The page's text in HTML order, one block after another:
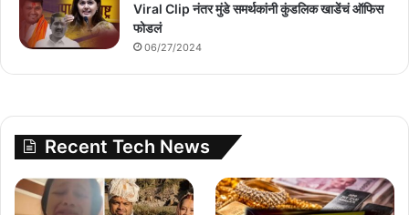
Viral Clip नंतर मुंडे समर्थकांनी कुंडलिक खाडेंचं ऑफिस
फोडलं
06/27/2024
Recent Tech News